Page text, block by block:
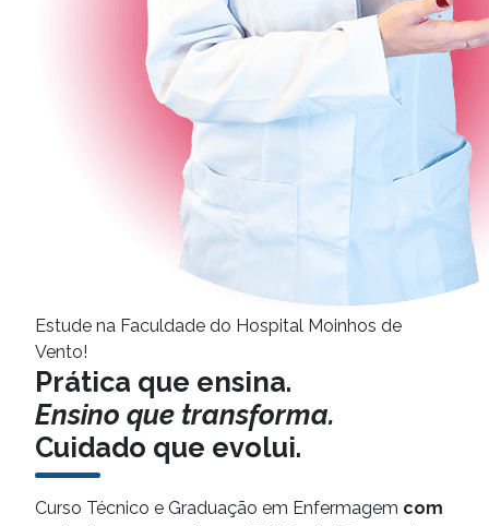
Estude na Faculdade do Hospital Moinhos de
Vento!
Prática que ensina.
Ensino que transforma.
Cuidado que evolui.
Curso Técnico e Graduação em Enfermagem com